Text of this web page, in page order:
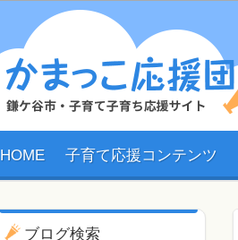
HOME 子育て応援コンテンツ
ブログ用ナビゲーション
ブログ検索